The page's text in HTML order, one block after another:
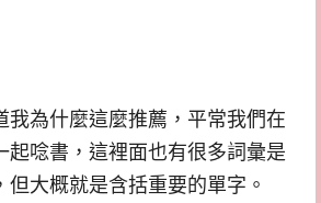
我為什麼這麼推薦，平常我們在
起唸書，這裡面也有很多詞彙是
但大概就是含括重要的單字。